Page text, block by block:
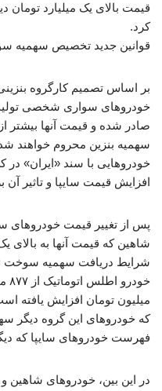
قیمت بالای یک میلیارد تومان
کرد.
قوانین جدید تخصیص سهمیه
بر اساس تصمیم کارگروه
خودروهای سواری شخصی تولید
صادر شده و قیمت آنها بیشتر
سهمیه بنزین محروم خواهند
خودروهایی با سند «ایران»
افزایش قیمت سایپا و تاثیر
پس از تغییر قیمت خودروهای
شاهین که قیمت آنها به بالای
شرایط دریافت سهمیه سوخت
میلیون تومان افزایش یافته
که خودروهای این گروه دیگر
فهرست خودروهای سایپا که
در این بین، خودروهای